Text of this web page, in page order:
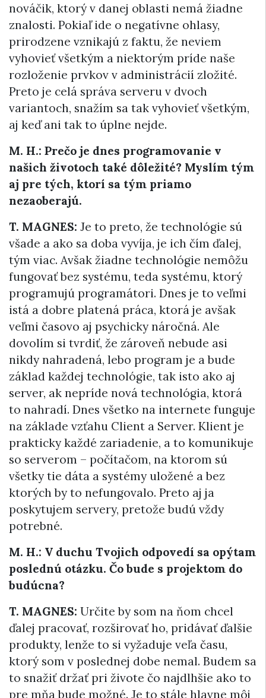
nováčik, ktorý v danej oblasti nemá žiadne
znalosti. Pokiaľ ide o negatívne ohlasy,
prirodzene vznikajú z faktu, že neviem
vyhovieť všetkým a niektorým príde naše
rozloženie prvkov v administrácií zložité.
Preto je celá správa serveru v dvoch
variantoch, snažím sa tak vyhovieť všetkým,
aj keď ani tak to úplne nejde.
M. H.: Prečo je dnes programovanie v
našich životoch také dôležité? Myslím tým
aj pre tých, ktorí sa tým priamo
nezaoberajú.
T. MAGNES: Je to preto, že technológie sú
všade a ako sa doba vyvíja, je ich čím ďalej,
tým viac. Avšak žiadne technológie nemôžu
fungovať bez systému, teda systému, ktorý
programujú programátori. Dnes je to veľmi
istá a dobre platená práca, ktorá je avšak
veľmi časovo aj psychicky náročná. Ale
dovolím si tvrdiť, že zároveň nebude asi
nikdy nahradená, lebo program je a bude
základ každej technológie, tak isto ako aj
server, ak nepríde nová technológia, ktorá
to nahradí. Dnes všetko na internete funguje
na základe vzťahu Client a Server. Klient je
prakticky každé zariadenie, a to komunikuje
so serverom – počítačom, na ktorom sú
všetky tie dáta a systémy uložené a bez
ktorých by to nefungovalo. Preto aj ja
poskytujem servery, pretože budú vždy
potrebné.
M. H.: V duchu Tvojich odpovedí sa opýtam
poslednú otázku. Čo bude s projektom do
budúcna?
T. MAGNES: Určite by som na ňom chcel
ďalej pracovať, rozširovať ho, pridávať ďalšie
produkty, lenže to si vyžaduje veľa času,
ktorý som v poslednej dobe nemal. Budem sa
to snažiť držať pri živote čo najdlhšie ako to
pre mňa bude možné. Je to stále hlavne môj